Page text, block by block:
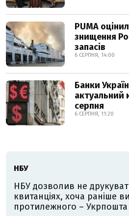
PUMA
знищення
запасів
6 СЕРПНЯ, 14:00
Банки
актуальний
серпня
6 СЕРПНЯ, 11:20
НБУ
НБУ дозволив не
квитанціях, хоча раніше
протилежного – Укрпошта